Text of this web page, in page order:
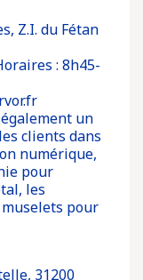
Z.I. du Fétan
: 8h45-
également un
clients dans
numérique,
pour
les
pour
31200